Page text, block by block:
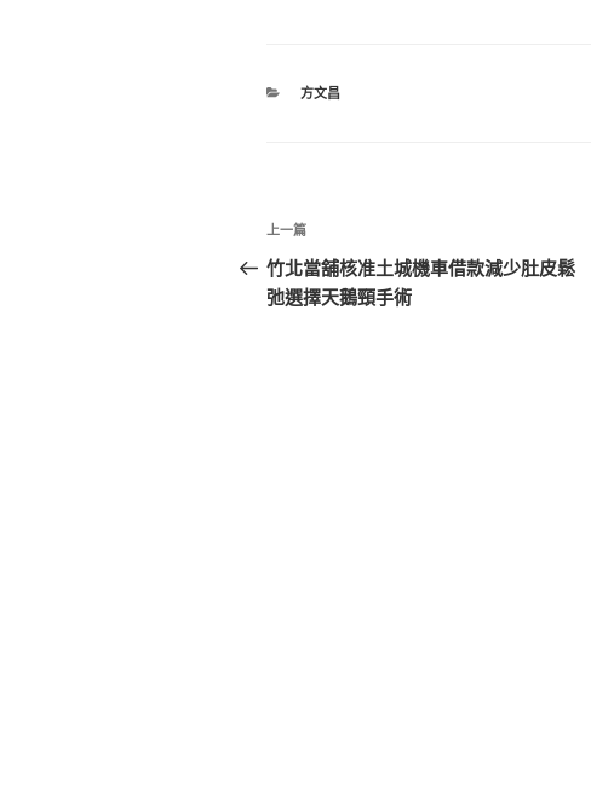
分
方文昌
文
章
導
上
一
篇
上一篇
竹北當舖核准土城機車借款減少肚皮鬆
弛選擇天鵝頸手術